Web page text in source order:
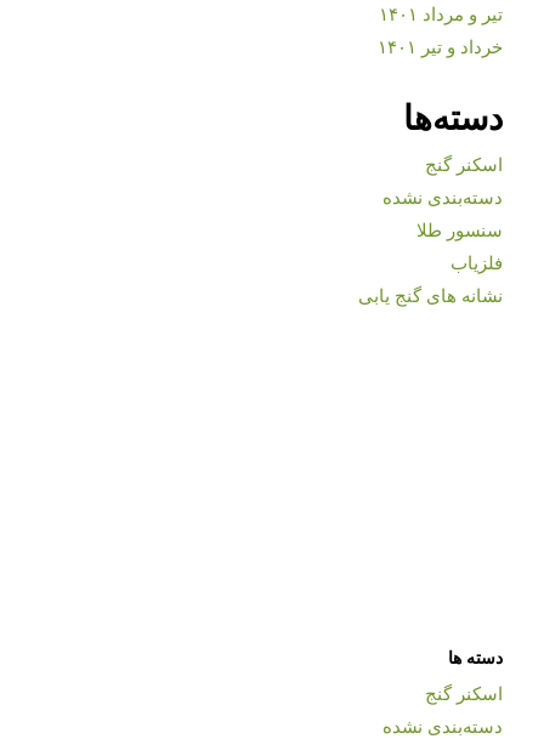
تیر و مرداد ۱۴۰۱
خرداد و تیر ۱۴۰۱
دسته‌ها
اسکنر گنج
دسته‌بندی نشده
سنسور طلا
فلزیاب
نشانه های گنج یابی
دسته ها
اسکنر گنج
دسته‌بندی نشده